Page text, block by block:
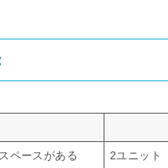
ペースがある 2ユニット